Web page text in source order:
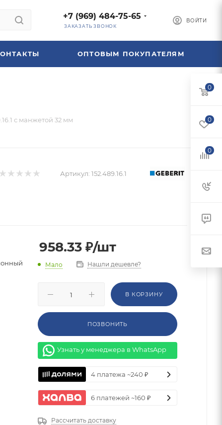
ВОЙТИ
+7 (969) 484-75-65
ЗАКАЗАТЬ ЗВОНОК
ОПТОВЫМ ПОКУПАТЕЛЯМ
с манжетой 32 мм
Артикул: 152.489.16.1
958.33 ₽/шт
Мало Нашли дешевле?
В КОРЗИНУ
ПОЗВОНИТЬ
Узнать у менеджера в WhatsApp
4 платежа ~240 ₽
6 платежей ~160 ₽
Рассчитать доставку
0
0
0